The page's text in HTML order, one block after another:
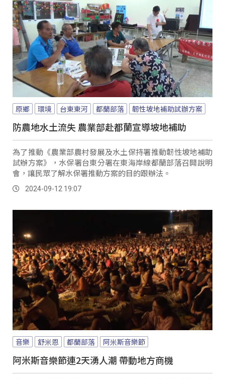
原鄉 環境 台東東河 都蘭部落 韌性坡地補助試辦方案
防農地水土流失 農業部赴都蘭宣導坡地補助
為了推動《農業部農村發展及水土保持署推動韌性坡地補助
試辦方案》，水保署台東分署在東海岸線都蘭部落召開說明
會，讓民眾了解水保署推動方案的目的跟辦法。
2024-09-12 19:07
音樂 舒米恩 都蘭部落 阿米斯音樂節
阿米斯音樂節連2天湧人潮 帶動地方商機